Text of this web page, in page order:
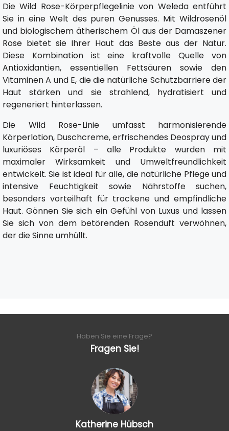
Die Wild Rose-Körperpflegelinie von Weleda entführt
Sie in eine Welt des puren Genusses. Mit Wildrosenöl
und biologischem ätherischem Öl aus der Damaszener
Rose bietet sie Ihrer Haut das Beste aus der Natur.
Diese Kombination ist eine kraftvolle Quelle von
Antioxidantien, essentiellen Fettsäuren sowie den
Vitaminen A und E, die die natürliche Schutzbarriere der
Haut stärken und sie strahlend, hydratisiert und
regeneriert hinterlassen.
Die Wild Rose-Linie umfasst harmonisierende
Körperlotion, Duschcreme, erfrischendes Deospray und
luxuriöses Körperöl – alle Produkte wurden mit
maximaler Wirksamkeit und Umweltfreundlichkeit
entwickelt. Sie ist ideal für alle, die natürliche Pflege und
intensive Feuchtigkeit sowie Nährstoffe suchen,
besonders vorteilhaft für trockene und empfindliche
Haut. Gönnen Sie sich ein Gefühl von Luxus und lassen
Sie sich von dem betörenden Rosenduft verwöhnen,
der die Sinne umhüllt.
Haben Sie eine Frage?
Fragen Sie!
Katherine Hübsch